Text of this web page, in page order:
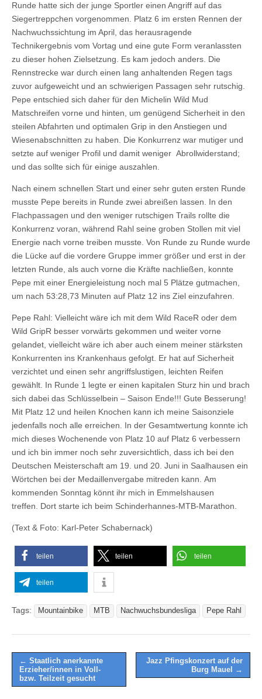
Runde hatte sich der junge Sportler einen Angriff auf das
Siegertreppchen vorgenommen. Platz 6 im ersten Rennen der
Nachwuchssichtung im April, das herausragende
Technikergebnis vom Vortag und eine gute Form veranlassten
zu dieser hohen Zielsetzung. Es kam jedoch anders. Die
Rennstrecke war durch einen lang anhaltenden Regen tags
zuvor aufgeweicht und an schwierigen Passagen sehr rutschig.
Pepe entschied sich daher für den Michelin Wild Mud
Matschreifen vorne und hinten, um genügend Sicherheit in den
steilen Abfahrten und optimalen Grip in den Anstiegen und
Wiesenabschnitten zu haben. Die Konkurrenz war mutiger und
setzte auf weniger Profil und damit weniger Abrollwiderstand;
und das sollte sich für einige auszahlen.
Nach einem schnellen Start und einer sehr guten ersten Runde
musste Pepe bereits in Runde zwei abreißen lassen. In den
Flachpassagen und den weniger rutschigen Trails rollte die
Konkurrenz voran, während Rahl seine groben Stollen mit viel
Energie nach vorne treiben musste. Von Runde zu Runde wurde
die Lücke auf die vordere Gruppe immer größer und erst in der
letzten Runde, als auch vorne die Kräfte nachließen, konnte
Pepe mit einer Energieleistung noch mal 5 Plätze gutmachen,
um nach 53:28,73 Minuten auf Platz 12 ins Ziel einzufahren.
Pepe Rahl: Vielleicht wäre ich mit dem Wild RaceR oder dem
Wild GripR besser vorwärts gekommen und weiter vorne
gelandet, vielleicht wäre ich aber auch einem meiner stärksten
Konkurrenten ins Krankenhaus gefolgt. Er hat auf Sicherheit
verzichtet und einen sehr angriffslustigen, leichten Reifen
gewählt. In Runde 1 legte er einen kapitalen Sturz hin und brach
sich dabei das Schlüsselbein – Saison Ende!!! Gute Besserung!
Mit Platz 12 und heilen Knochen kann ich meine Saisonziele
jedenfalls noch alle erreichen. In der Gesamtwertung konnte ich
mich dieses Wochenende von Platz 10 auf Platz 6 verbessern
und ich bin immer noch sehr zuversichtlich, dass ich bei den
Deutschen Meisterschaft am 19. und 20. Juni in Saalhausen ein
Wörtchen bei der Medaillenvergabe mitreden kann. Am
kommenden Sonntag könnt ihr mich in Emmelshausen
treffen. Dort starte ich beim Schinderhannes-MTB-Marathon.
(Text & Foto: Karl-Peter Schabernack)
teilen teilen teilen
teilen
Tags: Mountainbike MTB Nachwuchsbundesliga Pepe Rahl
Post
navigation
← Staatlich anerkannte
Erzieher/innen in Voll-
bzw. Teilzeit gesucht
Jazz Pfingskonzert auf der
Burg Mauel →